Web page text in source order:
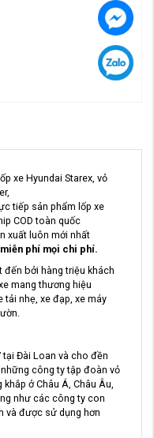
xe Hyundai Starex, vỏ
tiếp sản phẩm lốp xe
COD toàn quốc
xuất luôn mới nhất
phí mọi chi phí.
bởi hàng triệu khách
mang thương hiệu
tải nhẹ, xe đạp, xe máy
Đài Loan và cho đền
công ty tập đoàn vỏ
ở Châu Á, Châu Âu,
như các công ty con
và được sử dụng hơn